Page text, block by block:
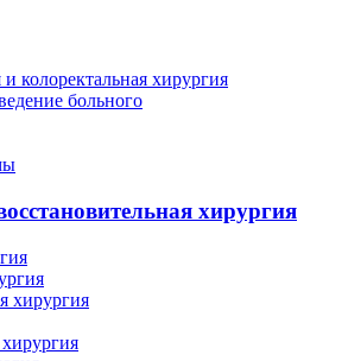
колоректальная хирургия
больного
хирургия
хирургия